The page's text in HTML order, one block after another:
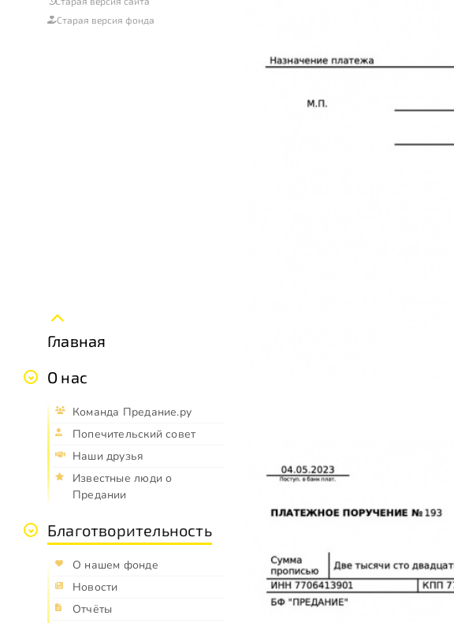
Старая версия фонда
Главная
О нас
Команда Предание.ру
Попечительский совет
Наши друзья
Известные люди о
Предании
Благотворительность
О нашем фонде
Новости
Отчёты